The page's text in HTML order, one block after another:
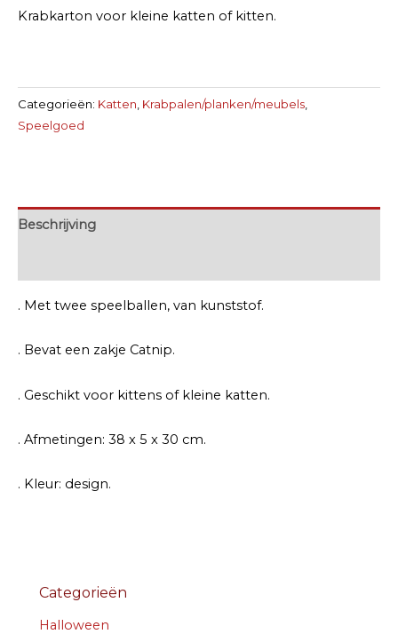
speelballen
Krabkarton voor kleine katten of kitten.
Categorieën: Katten, Krabpalen/planken/meubels,
Speelgoed
Beschrijving
. Met twee speelballen, van kunststof.
. Bevat een zakje Catnip.
. Geschikt voor kittens of kleine katten.
. Afmetingen: 38 x 5 x 30 cm.
. Kleur: design.
Categorieën
Halloween